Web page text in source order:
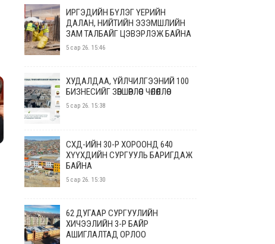
ИРГЭДИЙН БҮЛЭГ ҮЕРИЙН
ДАЛАН, НИЙТИЙН ЭЗЭМШЛИЙН
ЗАМ ТАЛБАЙГ ЦЭВЭРЛЭЖ БАЙНА
5 сар 26. 15:46
ХУДАЛДАА, ҮЙЛЧИЛГЭЭНИЙ 100
БИЗНЕСИЙГ ЗӨВШӨӨРЛӨӨС ЧӨЛӨӨЛЛӨӨ
5 сар 26. 15:38
СХД-ИЙН 30-Р ХОРООНД 640
ХҮҮХДИЙН СУРГУУЛЬ БАРИГДАЖ
БАЙНА
5 сар 26. 15:30
62 ДУГААР СУРГУУЛИЙН
ХИЧЭЭЛИЙН 3-Р БАЙР
АШИГЛАЛТАД ОРЛОО